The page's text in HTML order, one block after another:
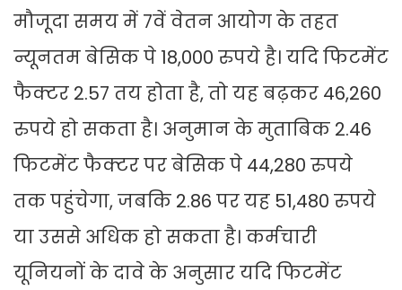
मौजूदा समय में 7वें वेतन आयोग के तहत
न्यूनतम बेसिक पे 18,000 रुपये है। यदि फिटमेंट
फैक्टर 2.57 तय होता है, तो यह बढ़कर 46,260
रुपये हो सकता है। अनुमान के मुताबिक 2.46
फिटमेंट फैक्टर पर बेसिक पे 44,280 रुपये
तक पहुंचेगा, जबकि 2.86 पर यह 51,480 रुपये
या उससे अधिक हो सकता है। कर्मचारी
यूनियनों के दावे के अनुसार यदि फिटमेंट